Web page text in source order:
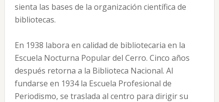
sienta las bases de la organización científica de
bibliotecas.
En 1938 labora en calidad de bibliotecaria en la
Escuela Nocturna Popular del Cerro. Cinco años
después retorna a la Biblioteca Nacional. Al
fundarse en 1934 la Escuela Profesional de
Periodismo, se traslada al centro para dirigir su